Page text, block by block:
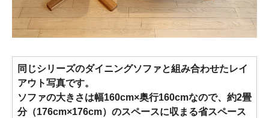
同じシリーズのダイニングソファと組み合わせたレイ
アウト写真です。
ソファの大きさは幅160cm×奥行160cmなので、約2畳
分（176cm×176cm）のスペースに収まる省スペース